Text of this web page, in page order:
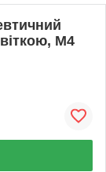
М4